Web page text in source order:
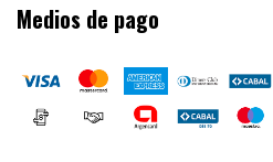
Medios de pago